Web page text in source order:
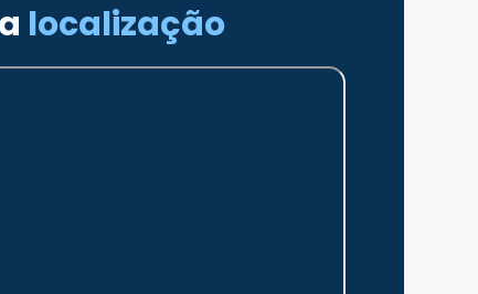
localização